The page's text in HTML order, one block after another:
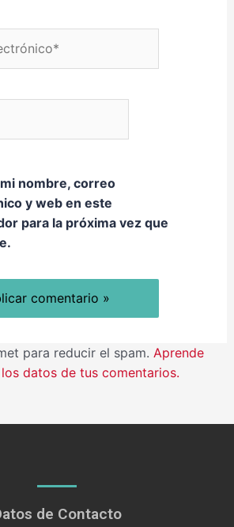
nombre, correo
y web en este
para la próxima vez que
para reducir el spam. Aprende
datos de tus comentarios.
de Contacto